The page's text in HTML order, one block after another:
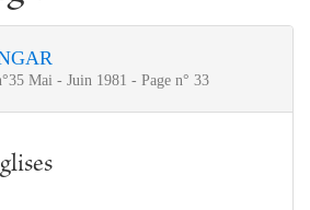
Mai - Juin 1981 - Page n° 33